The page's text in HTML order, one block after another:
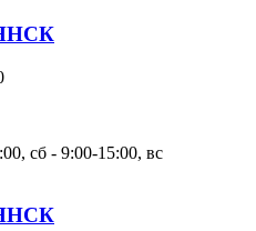
сб - 9:00-15:00, вс